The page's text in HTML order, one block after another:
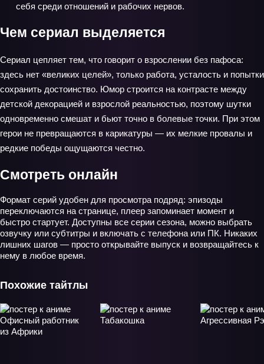
себя среди отношений и рабочих нервов.
Чем сериал выделяется
Сериал цепляет тем, что говорит о взрослении без пафоса:
здесь нет «великих целей», только работа, усталость и попытки
сохранить достоинство. Юмор строится на контрасте между
детской декорацией и взрослой реальностью, поэтому шутки
одновременно смешат и бьют точно в болевые точки. При этом
герои не превращаются в карикатуры — их мелкие провалы и
редкие победы ощущаются честно.
Смотреть онлайн
Формат серий удобен для просмотра подряд: эпизоды
переключаются на странице, плеер запоминает момент и
быстро стартует. Доступны все серии сезона, можно выбрать
озвучку или субтитры и включать с телефона или ПК. Никаких
лишних шагов — просто открывайте выпуск и возвращайтесь к
нему в любое время.
Похожие тайтлы